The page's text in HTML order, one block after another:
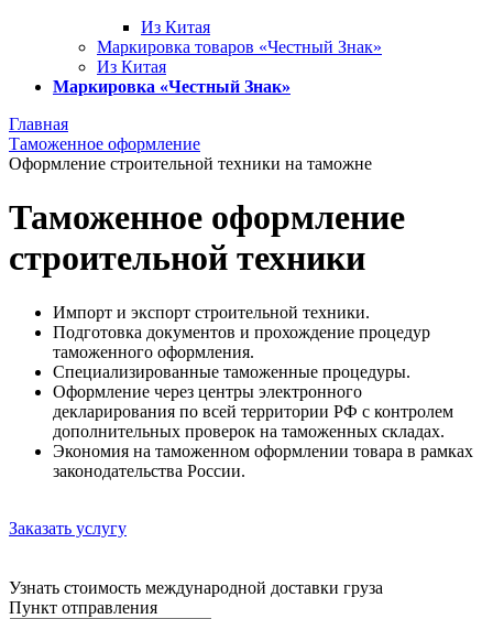
Из Китая
Маркировка товаров «Честный Знак»
Из Китая
Маркировка «Честный Знак»
Главная
Таможенное оформление
Оформление строительной техники на таможне
Таможенное оформление
строительной техники
Импорт и экспорт строительной техники.
Подготовка документов и прохождение процедур
таможенного оформления.
Специализированные таможенные процедуры.
Оформление через центры электронного
декларирования по всей территории РФ с контролем
дополнительных проверок на таможенных складах.
Экономия на таможенном оформлении товара в рамках
законодательства России.
Заказать услугу
Узнать стоимость международной доставки груза
Пункт отправления